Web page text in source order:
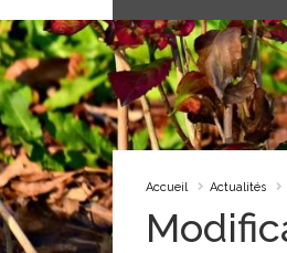
Accueil Actualités